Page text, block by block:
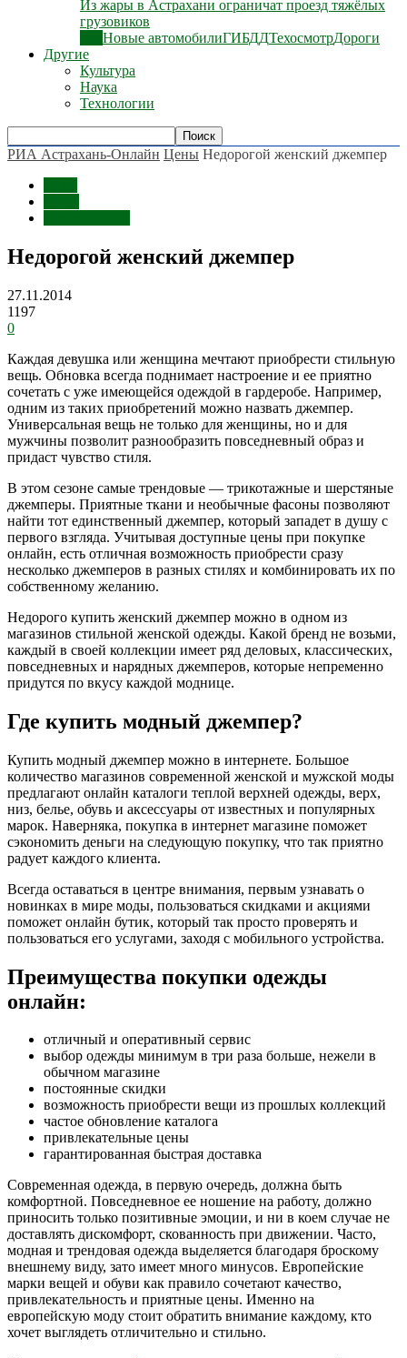
Из жары в Астрахани ограничат проезд тяжёлых
грузовиков
Новые автомобилиГИБДДТехосмотрДороги
Другие
Культура
Наука
Технологии
РИА Астрахань-Онлайн Цены Недорогой женский джемпер
Недорогой женский джемпер
27.11.2014
1197
0
Каждая девушка или женщина мечтают приобрести стильную
вещь. Обновка всегда поднимает настроение и ее приятно
сочетать с уже имеющейся одеждой в гардеробе. Например,
одним из таких приобретений можно назвать джемпер.
Универсальная вещь не только для женщины, но и для
мужчины позволит разнообразить повседневный образ и
придаст чувство стиля.
В этом сезоне самые трендовые — трикотажные и шерстяные
джемперы. Приятные ткани и необычные фасоны позволяют
найти тот единственный джемпер, который западет в душу с
первого взгляда. Учитывая доступные цены при покупке
онлайн, есть отличная возможность приобрести сразу
несколько джемперов в разных стилях и комбинировать их по
собственному желанию.
Недорого купить женский джемпер можно в одном из
магазинов стильной женской одежды. Какой бренд не возьми,
каждый в своей коллекции имеет ряд деловых, классических,
повседневных и нарядных джемперов, которые непременно
придутся по вкусу каждой моднице.
Где купить модный джемпер?
Купить модный джемпер можно в интернете. Большое
количество магазинов современной женской и мужской моды
предлагают онлайн каталоги теплой верхней одежды, верх,
низ, белье, обувь и аксессуары от известных и популярных
марок. Наверняка, покупка в интернет магазине поможет
сэкономить деньги на следующую покупку, что так приятно
радует каждого клиента.
Всегда оставаться в центре внимания, первым узнавать о
новинках в мире моды, пользоваться скидками и акциями
поможет онлайн бутик, который так просто проверять и
пользоваться его услугами, заходя с мобильного устройства.
Преимущества покупки одежды
онлайн:
отличный и оперативный сервис
выбор одежды минимум в три раза больше, нежели в
обычном магазине
постоянные скидки
возможность приобрести вещи из прошлых коллекций
частое обновление каталога
привлекательные цены
гарантированная быстрая доставка
Современная одежда, в первую очередь, должна быть
комфортной. Повседневное ее ношение на работу, должно
приносить только позитивные эмоции, и ни в коем случае не
доставлять дискомфорт, скованность при движении. Часто,
модная и трендовая одежда выделяется благодаря броскому
внешнему виду, зато имеет много минусов. Европейские
марки вещей и обуви как правило сочетают качество,
привлекательность и приятные цены. Именно на
европейскую моду стоит обратить внимание каждому, кто
хочет выглядеть отличительно и стильно.